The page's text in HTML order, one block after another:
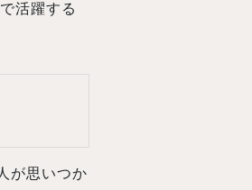
活躍する
が思いつか